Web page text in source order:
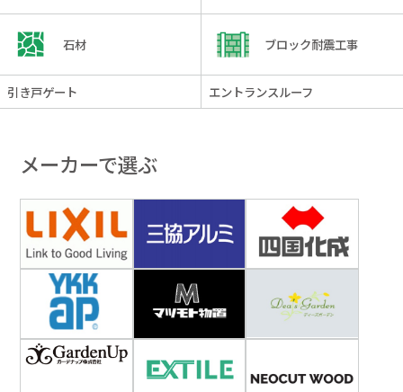
石材 ブロック耐震工事
引き戸ゲート エントランスルーフ
メーカーで選ぶ